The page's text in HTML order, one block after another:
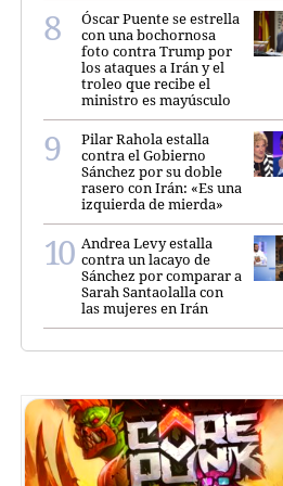
Óscar Puente se estrella
con una bochornosa
foto contra Trump por
los ataques a Irán y el
troleo que recibe el
ministro es mayúsculo
Pilar Rahola estalla
contra el Gobierno
Sánchez por su doble
rasero con Irán: «Es una
izquierda de mierda»
Andrea Levy estalla
contra un lacayo de
Sánchez por comparar a
Sarah Santaolalla con
las mujeres en Irán